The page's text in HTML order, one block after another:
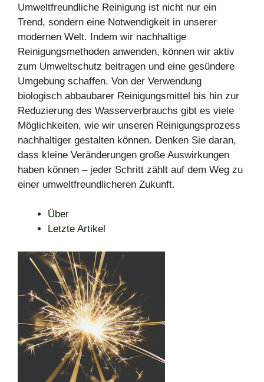
Umweltfreundliche Reinigung ist nicht nur ein
Trend, sondern eine Notwendigkeit in unserer
modernen Welt. Indem wir nachhaltige
Reinigungsmethoden anwenden, können wir aktiv
zum Umweltschutz beitragen und eine gesündere
Umgebung schaffen. Von der Verwendung
biologisch abbaubarer Reinigungsmittel bis hin zur
Reduzierung des Wasserverbrauchs gibt es viele
Möglichkeiten, wie wir unseren Reinigungsprozess
nachhaltiger gestalten können. Denken Sie daran,
dass kleine Veränderungen große Auswirkungen
haben können – jeder Schritt zählt auf dem Weg zu
einer umweltfreundlicheren Zukunft.
Über
Letzte Artikel